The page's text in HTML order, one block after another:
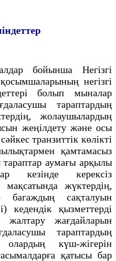
бойынша Негiзгi
негiзгi
болып мыналар
тараптардың
жолаушылардың
жеңілдету және осы
транзиттiк көлiктi
қамтамасыз
аумағы арқылы
кезiнде керексiз
жүктердің,
багаждың сақталуын
қызметтердi
жағдайларын
тараптардың
күш-жігерiн
қатысы бар